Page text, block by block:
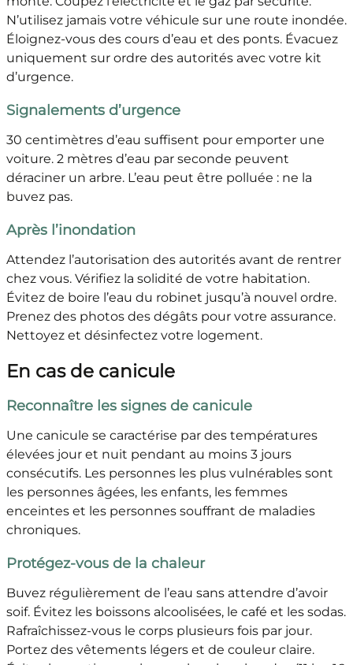
N’utilisez jamais votre véhicule sur une route inondée.
Éloignez-vous des cours d’eau et des ponts. Évacuez
uniquement sur ordre des autorités avec votre kit
d’urgence.
Signalements d’urgence
30 centimètres d’eau suffisent pour emporter une
voiture. 2 mètres d’eau par seconde peuvent
déraciner un arbre. L’eau peut être polluée : ne la
buvez pas.
Après l’inondation
Attendez l’autorisation des autorités avant de rentrer
chez vous. Vérifiez la solidité de votre habitation.
Évitez de boire l’eau du robinet jusqu’à nouvel ordre.
Prenez des photos des dégâts pour votre assurance.
Nettoyez et désinfectez votre logement.
En cas de canicule
Reconnaître les signes de canicule
Une canicule se caractérise par des températures
élevées jour et nuit pendant au moins 3 jours
consécutifs. Les personnes les plus vulnérables sont
les personnes âgées, les enfants, les femmes
enceintes et les personnes souffrant de maladies
chroniques.
Protégez-vous de la chaleur
Buvez régulièrement de l’eau sans attendre d’avoir
soif. Évitez les boissons alcoolisées, le café et les sodas.
Rafraîchissez-vous le corps plusieurs fois par jour.
Portez des vêtements légers et de couleur claire.